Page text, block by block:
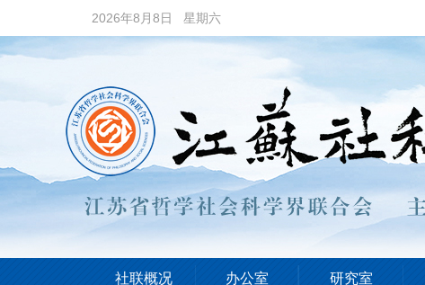
2026年8月8日 星期六
社联概况 办公室 研究室